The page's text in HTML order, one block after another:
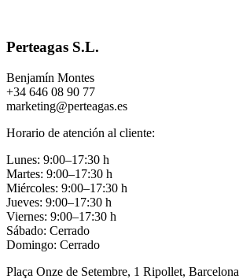
Perteagas S.L.
Benjamín Montes
+34 646 08 90 77
marketing@perteagas.es
Horario de atención al cliente:
Lunes: 9:00–17:30 h
Martes: 9:00–17:30 h
Miércoles: 9:00–17:30 h
Jueves: 9:00–17:30 h
Viernes: 9:00–17:30 h
Sábado: Cerrado
Domingo: Cerrado
Plaça Onze de Setembre, 1 Ripollet, Barcelona